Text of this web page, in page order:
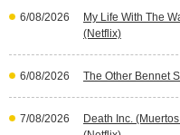
6/08/2026
My Life With The
(Netflix)
6/08/2026 The Other Bennet
7/08/2026
Death Inc.